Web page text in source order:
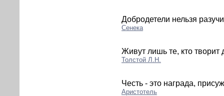
Добродетели нельзя
Сенека
Живут лишь те, кто творит
Толстой Л.Н.
Честь - это награда,
Аристотель